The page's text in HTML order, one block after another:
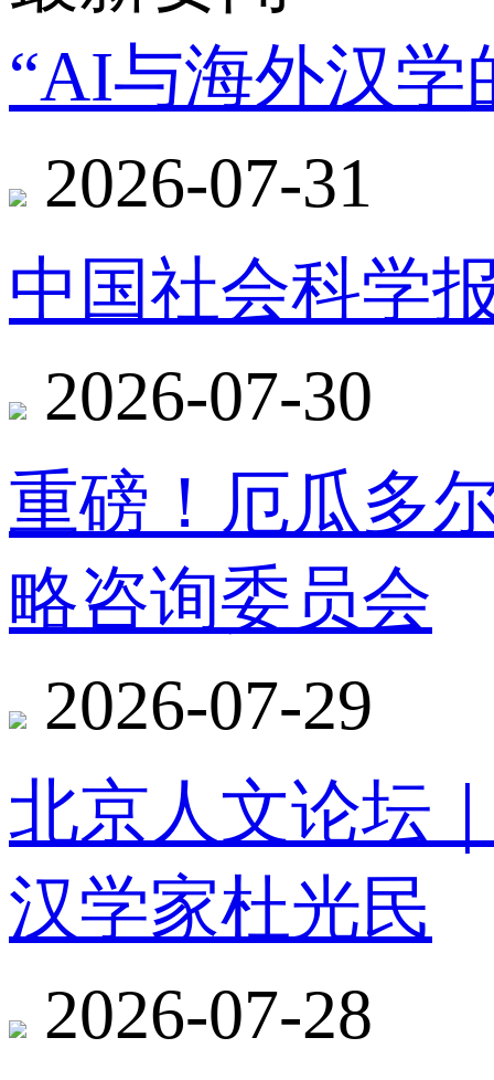
“AI与海外汉学
2026-07-31
中国社会科学
2026-07-30
重磅！厄瓜多
略咨询委员会
2026-07-29
北京人文论坛
汉学家杜光民
2026-07-28